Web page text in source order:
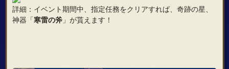
詳細：イベント期間中、指定任務をクリアすれば、奇跡の星、
神器「寒雷の斧」が貰えます！